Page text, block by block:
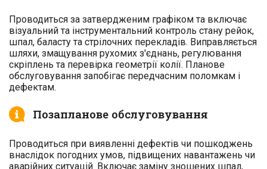
Проводиться за затвердженим графіком та включає
візуальний та інструментальний контроль стану рейок,
шпал, баласту та стрілочних перекладів. Виправляється
шляхи, змащування рухомих з'єднань, регулювання
скріплень та перевірка геометрії колії. Планове
обслуговування запобігає передчасним поломкам і
дефектам.
Позапланове обслуговування
Проводиться при виявленні дефектів чи пошкоджень
внаслідок погодних умов, підвищених навантажень чи
аварійних ситуацій. Включає заміну зношених шпал,